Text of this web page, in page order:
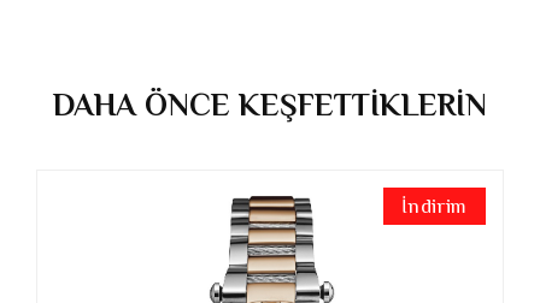
DAHA ÖNCE KEŞFETTİKLERİN
İndirim